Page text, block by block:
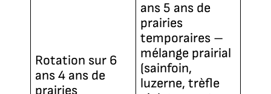
Rotation sur 6
ans 4 ans de
prairies
ans 5 ans de
prairies
temporaires –
mélange prairial
(sainfoin,
luzerne, trèfle